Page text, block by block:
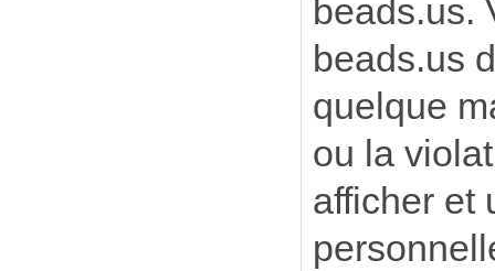
beads.us.
beads.us
quelque
ou la
afficher et